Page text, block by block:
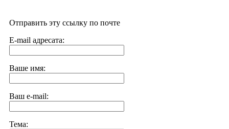
Отправить эту ссылку по почте
E-mail адресата:
Ваше имя:
Ваш e-mail:
Тема: